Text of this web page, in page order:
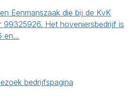
Eenmanszaak die bij de KvK
99325926. Het hoveniersbedrijf is
en…
bedrijfspagina